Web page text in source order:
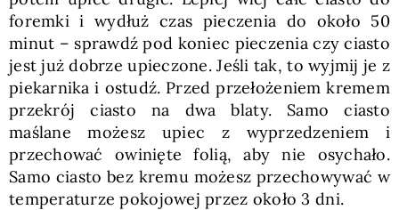
foremki i wydłuż czas pieczenia do około 50
minut – sprawdź pod koniec pieczenia czy ciasto
jest już dobrze upieczone. Jeśli tak, to wyjmij je z
piekarnika i ostudź. Przed przełożeniem kremem
przekrój ciasto na dwa blaty. Samo ciasto
maślane możesz upiec z wyprzedzeniem i
przechować owinięte folią, aby nie osychało.
Samo ciasto bez kremu możesz przechowywać w
temperaturze pokojowej przez około 3 dni.